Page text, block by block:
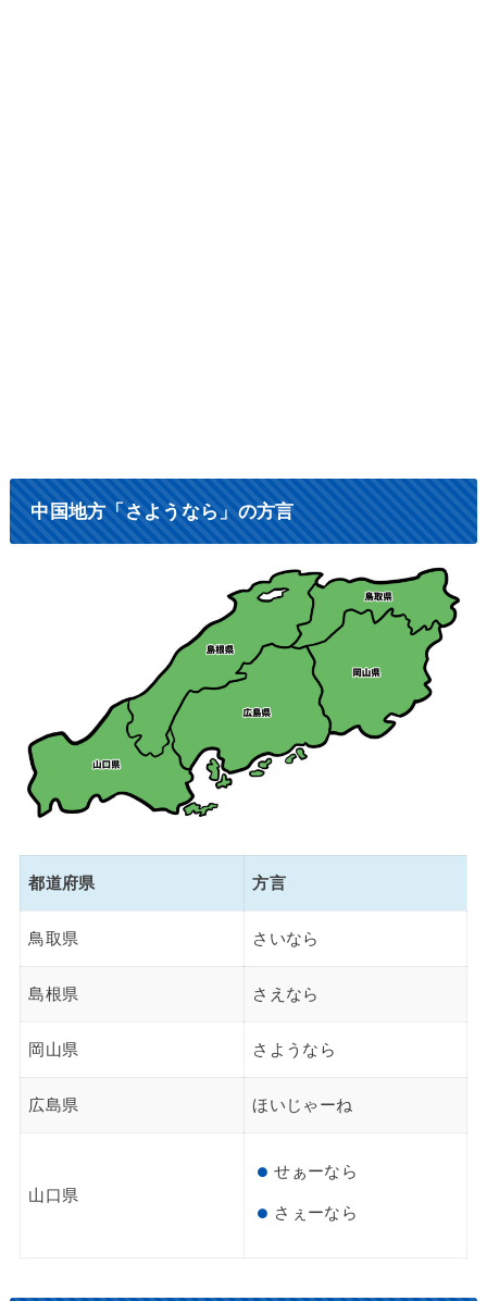
中国地方「さようなら」の方言
都道府県 方言
鳥取県 さいなら
島根県 さえなら
岡山県 さようなら
広島県 ほいじゃーね
山口県
せぁーなら
さぇーなら